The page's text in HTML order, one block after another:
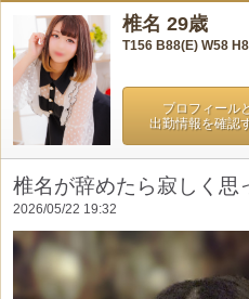
椎名 29歳
T156 B88(E) W58
プロフィール
出勤情報を確認
椎名が辞めたら寂しく思
2026/05/22 19:32